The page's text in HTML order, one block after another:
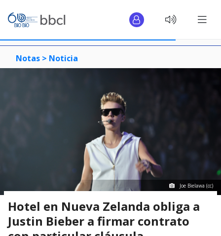
Notas > Noticia
Joe Bielawa (cc)
Hotel en Nueva Zelanda obliga a
Justin Bieber a firmar contrato